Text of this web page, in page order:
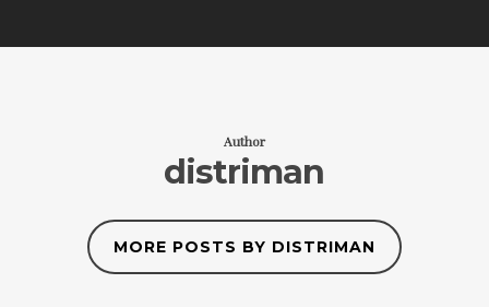
Author
distriman
MORE POSTS BY DISTRIMAN